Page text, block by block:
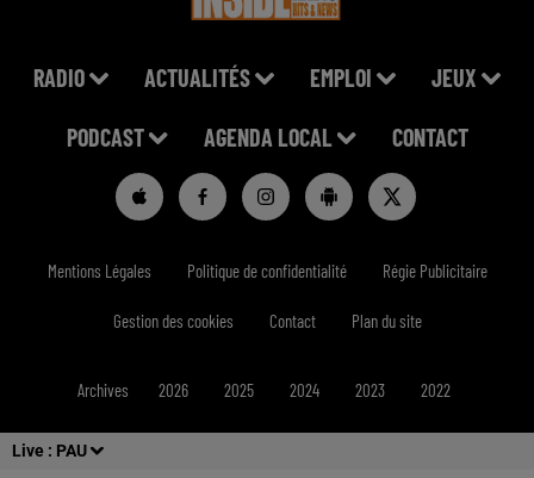
Live : PAU
RADIO ACTUALITÉS EMPLOI JEUX
PODCAST AGENDA LOCAL CONTACT
Mentions Légales Politique de confidentialité Régie Publicitaire
Gestion des cookies Contact Plan du site
Archives 2026 2025 2024 2023 2022